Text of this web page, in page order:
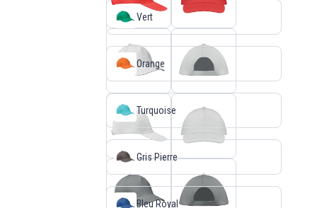
Vert
Orange
Turquoise
Gris Pierre
Bleu Royal